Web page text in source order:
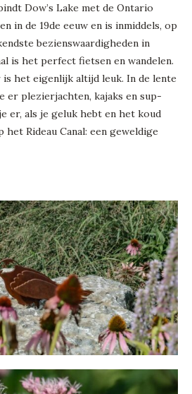
Dow’s Lake met de Ontario
in de 19de eeuw en is inmiddels, op
bezienswaardigheden in
is het perfect fietsen en wandelen.
het eigenlijk altijd leuk. In de lente
er plezierjachten, kajaks en sup-
er, als je geluk hebt en het koud
het Rideau Canal: een geweldige